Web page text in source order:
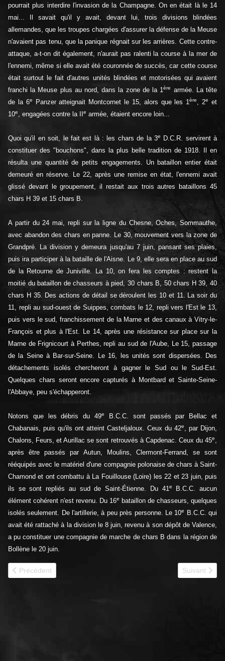
pourrait plus interdire l'invasion de la Champagne. On en était là le 14
mai... Il savait qu'il y avait, devant lui, trois divisions blindées
allemandes, que les troupes chargées d'assurer la défense de la Meuse
n'avaient pas tenu, que la panique régnait sur les arrières. Cette contre-
attaque, a-t-on dit également, n'aurait pas ralenti la course à la mer de
l'ennemi, même si elle avait été couronnée de succès, car cette course
était surtout le fait d'autres unités blindées et motorisées qui avaient
franchi la Meuse plus au nord, dans la zone de la 1ère
armée. La tête
de la 6e Panzer atteignait Montcornet le 15, alors que les 1ère, 2e
et
10e, engagées contre la II e armée, étaient encore loin...
Quoi qu'il en soit, le fait est là : les chars de la 3e
D.C.R. servirent à
constituer des "bouchons", dans la plus belle tradition de 1918. Il en
résulta une quantité de petits engagements. Un bataillon entier était
demeuré en réserve. Le 22, après une remise en état, l'ennemi avait
glissé devant le groupement, il restait aux trois autres bataillons 45
chars H 39 et 15 chars B.
A partir du 24 mai, repli sur la ligne du Chesne, Oches, Sommauthe,
avec abandon des chars en panne. Le 30, mouvement vers la zone de
Grandpré. La division y demeura jusqu'au 7 juin, pansant ses plaies,
puis ira participer à la bataille de l'Aisne. Le 9, elle sera en place au sud
de la Retourne de Juniville. La 10, on fera les comptes : restent la
moitié du bataillon de chasseurs à pied, 30 chars B, 50 chars H 39, 40
chars H 35. Des actions de détail se déroulent les 10 et 11. La soir du
11, repli au sud-ouest de Suippes, combats le 12, repli vers l'Est le 13,
puis vers le sud, franchissement de la Marne et des canaux à Vitry-le-
François et plus à l'Est. Le 14, après une résistance sur place sur la
Marne de Frignicourt à Perthes, repli au sud de l'Aube, Le 15, passage
de la Seine à Bar-sur-Seine. Le 16, les unités sont dispersées. Des
détachements isolés chercheront à gagner le Sud ou le Sud-Est.
Quelques chars seront encore capturés à Montbard et Sainte-Seine-
l'Abbaye, peu s'échapperont.
Notons que les débris du 49e
B.C.C. sont passés par Bellac et
Chabanais, puis qu'ils ont atteint Casteljaloux. Ceux du 42e, par Dijon,
Chalons, Feurs, et Aurillac se sont retrouvés à Capdenac. Ceux du 45e,
après être passés par Autun, Moulins, Clermont-Ferrand, se sont
rééquipés avec le matériel d'une compagnie polonaise de chars à Saint-
Chamond et ont combattu à La Fouillouse (Loire) les 22 et 23 juin, puis
ils se sont repliés au sud de Saint-Étienne. Du 41e
B.C.C. aucun
élément cohérent n'est revenu. Du 16e
bataillon de chasseurs, quelques
isolés seulement. De l'artillerie, à peu près personne. Le 10e
B.C.C. qui
avait été rattaché à la division le 8 juin, revenu à son dépôt de Valence,
a pu constituer une compagnie de marche de chars B dans la région de
Bollène le 20 juin.
Article précédent : 1940 - 3e RC
Précédent Article
Suivant